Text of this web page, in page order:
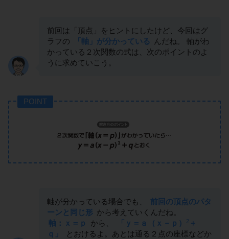
前回は「頂点」をヒントにしたけど、今回はグ
ラフの
「軸」が分かっている
んだね。 軸がわ
かっている２次関数の式は、次のポイントのよ
うに求めていこう。
POINT
軸が分かっている場合でも、
前回の頂点のパタ
ーンと同じ形 から考えていくんだね。
軸：ｘ＝ｐ
から、 「ｙ＝ａ（ｘ－ｐ） 2 ＋
ｑ」
とおけるよ。あとは通る２点の座標などか